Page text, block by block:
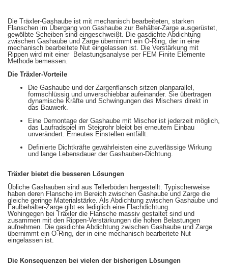
Die Träxler-Gashaube ist mit mechanisch bearbeiteten, starken
Flanschen im Übergang von Gashaube zur Behälter-Zarge ausgerüstet,
gewölbte Scheiben sind eingeschweißt. Die gasdichte Abdichtung
zwischen Gashaube und Zarge übernimmt ein O-Ring, der in eine
mechanisch bearbeitete Nut eingelassen ist. Die Verstärkung mit
Rippen wird mit einer Belastungsanalyse per FEM Finite Elemente
Methode bemessen.
Die Träxler-Vorteile
Die Gashaube und der Zargenflansch sitzen planparallel,
formschlüssig und unverschiebbar aufeinander. Sie übertragen
dynamische Kräfte und Schwingungen des Mischers direkt in
das Bauwerk.
Eine Demontage der Gashaube mit Mischer ist jederzeit möglich,
das Laufradspiel im Steigrohr bleibt bei erneutem Einbau
unverändert. Erneutes Einstellen entfällt.
Definierte Dichtkräfte gewährleisten eine zuverlässige Wirkung
und lange Lebensdauer der Gashauben-Dichtung.
Träxler bietet die besseren Lösungen
Übliche Gashauben sind aus Tellerböden hergestellt. Typischerweise
haben deren Flansche im Bereich zwischen Gashaube und Zarge die
gleiche geringe Materialstärke. Als Abdichtung zwischen Gashaube und
Faulbehälter-Zarge gibt es lediglich eine Flachdichtung.
Wohingegen bei Träxler die Flansche massiv gestaltet sind und
zusammen mit den Rippen-Verstärkungen die hohen Belastungen
aufnehmen. Die gasdichte Abdichtung zwischen Gashaube und Zarge
übernimmt ein O-Ring, der in eine mechanisch bearbeitete Nut
eingelassen ist.
Die Konsequenzen bei vielen der bisherigen Lösungen